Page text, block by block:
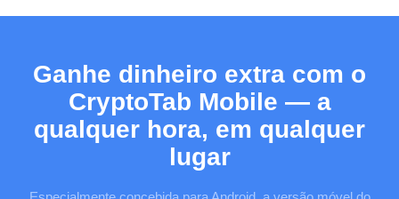
Ganhe dinheiro extra com o
CryptoTab Mobile — a
qualquer hora, em qualquer
lugar